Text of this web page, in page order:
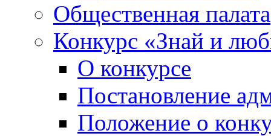
Общественная палата
Конкурс «Знай и
О конкурсе
Постановление
Положение о